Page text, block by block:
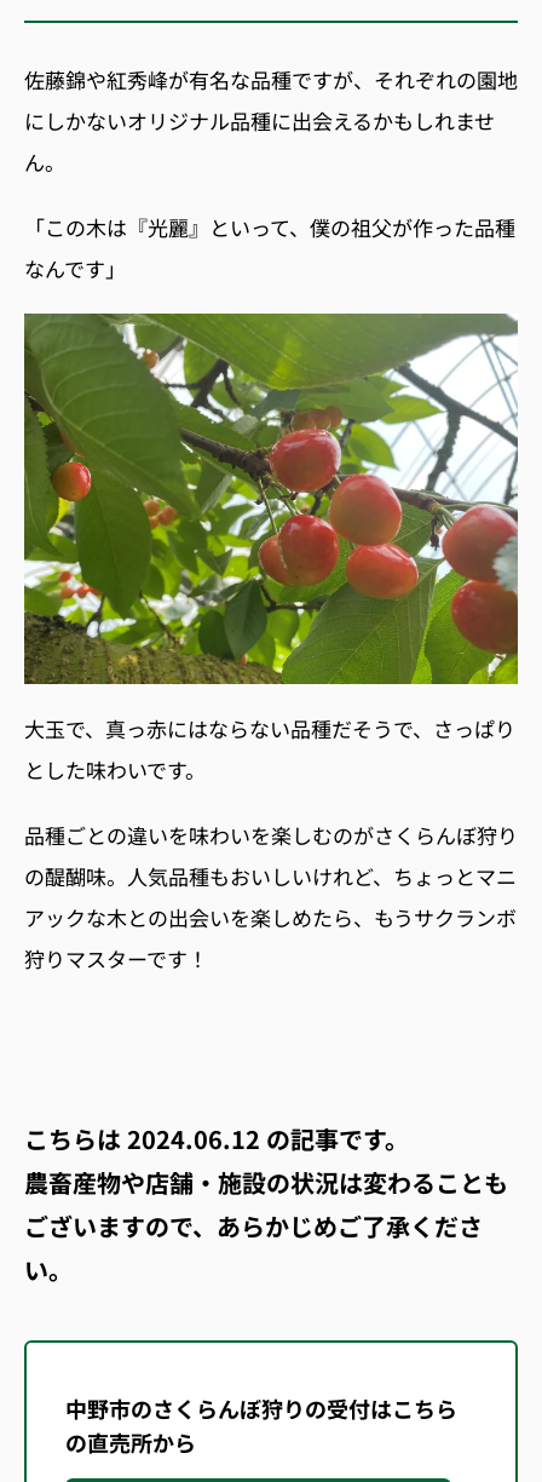
佐藤錦や紅秀峰が有名な品種ですが、それぞれの園地
にしかないオリジナル品種に出会えるかもしれませ
ん。
「この木は『光麗』といって、僕の祖父が作った品種
なんです」
大玉で、真っ赤にはならない品種だそうで、さっぱり
とした味わいです。
品種ごとの違いを味わいを楽しむのがさくらんぼ狩り
の醍醐味。人気品種もおいしいけれど、ちょっとマニ
アックな木との出会いを楽しめたら、もうサクランボ
狩りマスターです！
こちらは2024.06.12 の記事です。
農畜産物や店舗・施設の状況は変わることも
ございますので、あらかじめご了承くださ
い。
中野市のさくらんぼ狩りの受付はこちら
の直売所から